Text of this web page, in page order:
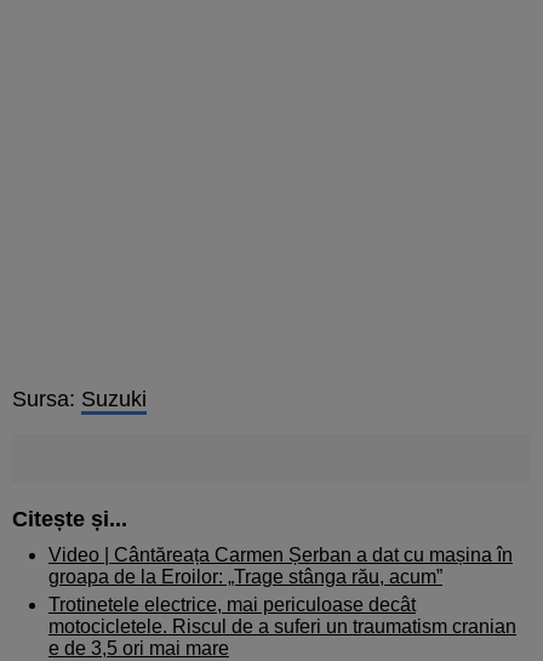
Sursa: Suzuki
Citește și...
Video | Cântăreața Carmen Șerban a dat cu mașina în
groapa de la Eroilor: „Trage stânga rău, acum”
Trotinetele electrice, mai periculoase decât
motocicletele. Riscul de a suferi un traumatism cranian
e de 3,5 ori mai mare